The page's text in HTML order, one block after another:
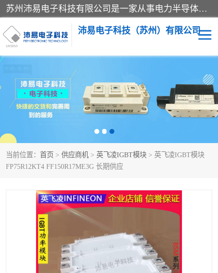
苏州沛易电子科技有限公司是一家从事电力半导体器件和电子元器件的专业代理及分销商，产品包括：IGBT模块、IPM模块、PIM模块、二极管、三极管、可控硅、整流桥、IGBT单管、IGBT电路驱动板、GTR达林顿模块、快恢复二极管、肖特基二极管、熔断器、IC集成电路、快速熔断器等。
沛易电子科技（苏州）有限公司
当前位置： 首页 > 供应商机 > 英飞凌IGBT模块 > 英飞凌IGBT模块
FP75R12KT4 FF150R17ME3G 长期供应
西门康 英飞凌
快恢复二极管 英飞凌IGBT模块
SEMIKRON西门康IGBT SEMIKRON西门康可控硅
器
MOS管场效应管 晶闸管